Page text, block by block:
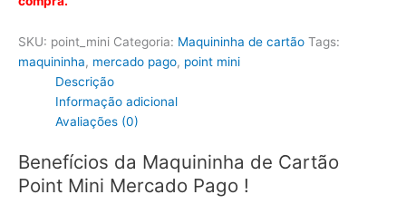
SKU: point_mini Categoria: Maquininha de cartão Tags:
maquininha, mercado pago, point mini
Descrição
Informação adicional
Avaliações (0)
Benefícios da Maquininha de Cartão
Point Mini Mercado Pago !